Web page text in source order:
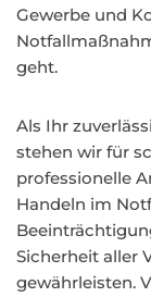
Gewerbe und
geht.
Als Ihr
stehen wir für
professionelle
Handeln im
Sicherheit aller
gewährleisten.